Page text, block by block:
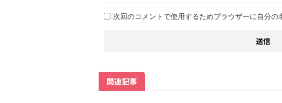
次回のコメントで使用するためブラウザーに自分の
関連記事